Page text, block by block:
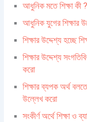
আধুনিক মতে শিক্ষা কী ?
আধুনিক যুগের শিক্ষার
শিক্ষার উদ্দেশ্য হচ্ছে
শিক্ষার উদ্দেশ্য
করো
শিক্ষার ব্যপক অর্থ
উল্লেখ করো
সংকীর্ণ অর্থে শিক্ষা ও